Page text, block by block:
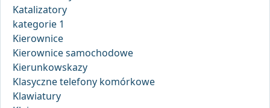
Katalizatory
kategorie 1
Kierownice
Kierownice samochodowe
Kierunkowskazy
Klasyczne telefony komórkowe
Klawiatury